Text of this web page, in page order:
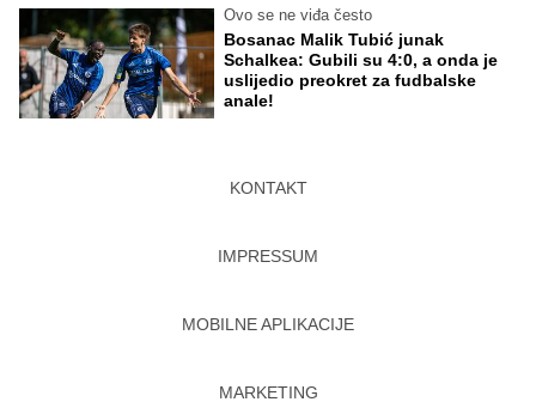
Ovo se ne viđa često
Bosanac Malik Tubić junak
Schalkea: Gubili su 4:0, a onda je
uslijedio preokret za fudbalske
anale!
KONTAKT
IMPRESSUM
MOBILNE APLIKACIJE
MARKETING